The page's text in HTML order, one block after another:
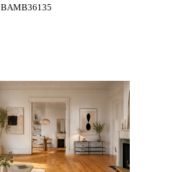
BAMB36135